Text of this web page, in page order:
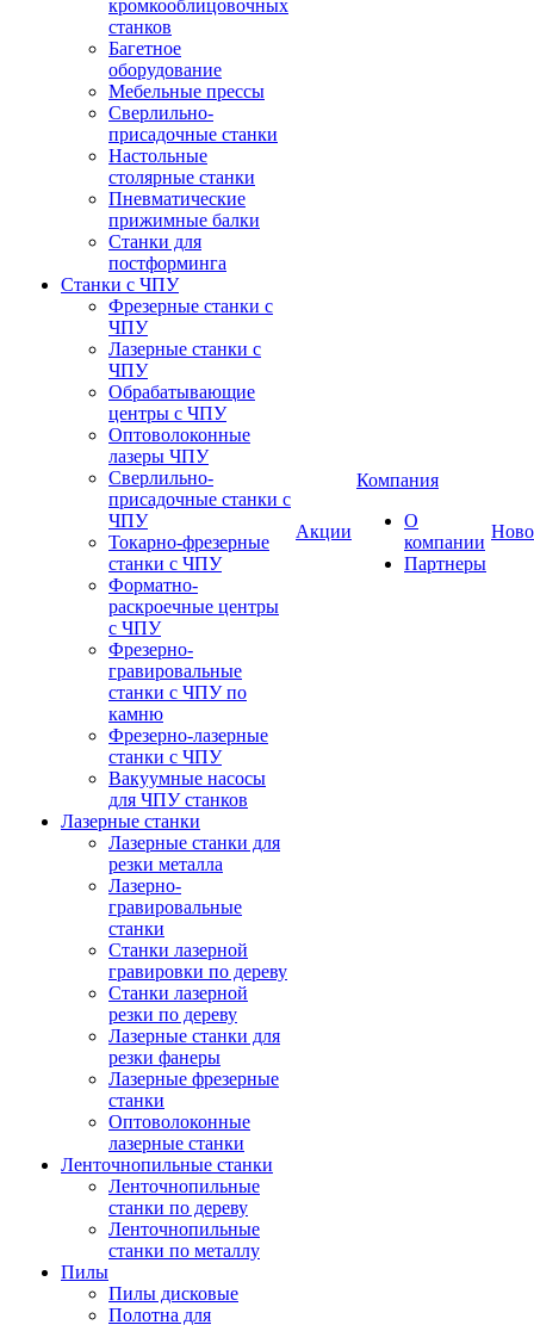
кромкооблицовочных
станков
Багетное
оборудование
Мебельные прессы
Сверлильно-
присадочные станки
Настольные
столярные станки
Пневматические
прижимные балки
Станки для
постформинга
Станки с ЧПУ
Фрезерные станки с
ЧПУ
Лазерные станки с
ЧПУ
Обрабатывающие
центры с ЧПУ
Оптоволоконные
лазеры ЧПУ
Сверлильно-
присадочные станки с
ЧПУ
Токарно-фрезерные
станки с ЧПУ
Форматно-
раскроечные центры
с ЧПУ
Фрезерно-
гравировальные
станки с ЧПУ по
камню
Фрезерно-лазерные
станки с ЧПУ
Вакуумные насосы
для ЧПУ станков
Лазерные станки
Лазерные станки для
резки металла
Лазерно-
гравировальные
станки
Станки лазерной
гравировки по дереву
Станки лазерной
резки по дереву
Лазерные станки для
резки фанеры
Лазерные фрезерные
станки
Оптоволоконные
лазерные станки
Ленточнопильные станки
Ленточнопильные
станки по дереву
Ленточнопильные
станки по металлу
Пилы
Пилы дисковые
Полотна для
Акции
Компания
О
компании
Партнеры